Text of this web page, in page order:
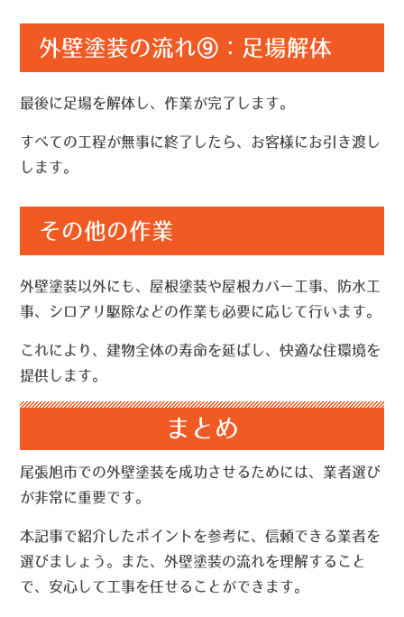
外壁塗装の流れ⑨：足場解体
最後に足場を解体し、作業が完了します。
すべての工程が無事に終了したら、お客様にお引き渡し
します。
その他の作業
外壁塗装以外にも、屋根塗装や屋根カバー工事、防水工
事、シロアリ駆除などの作業も必要に応じて行います。
これにより、建物全体の寿命を延ばし、快適な住環境を
提供します。
まとめ
尾張旭市での外壁塗装を成功させるためには、業者選び
が非常に重要です。
本記事で紹介したポイントを参考に、信頼できる業者を
選びましょう。また、外壁塗装の流れを理解すること
で、安心して工事を任せることができます。